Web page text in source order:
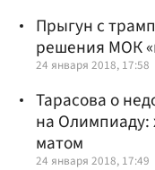
Прыгун с
решения МОК
24 января 2018, 17:58
Тарасова о
на Олимпиаду:
матом
24 января 2018, 17:49